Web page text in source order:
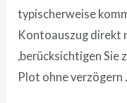
typischerweise
Kontoauszug direkt
,berücksichtigen
Plot ohne verzögern .